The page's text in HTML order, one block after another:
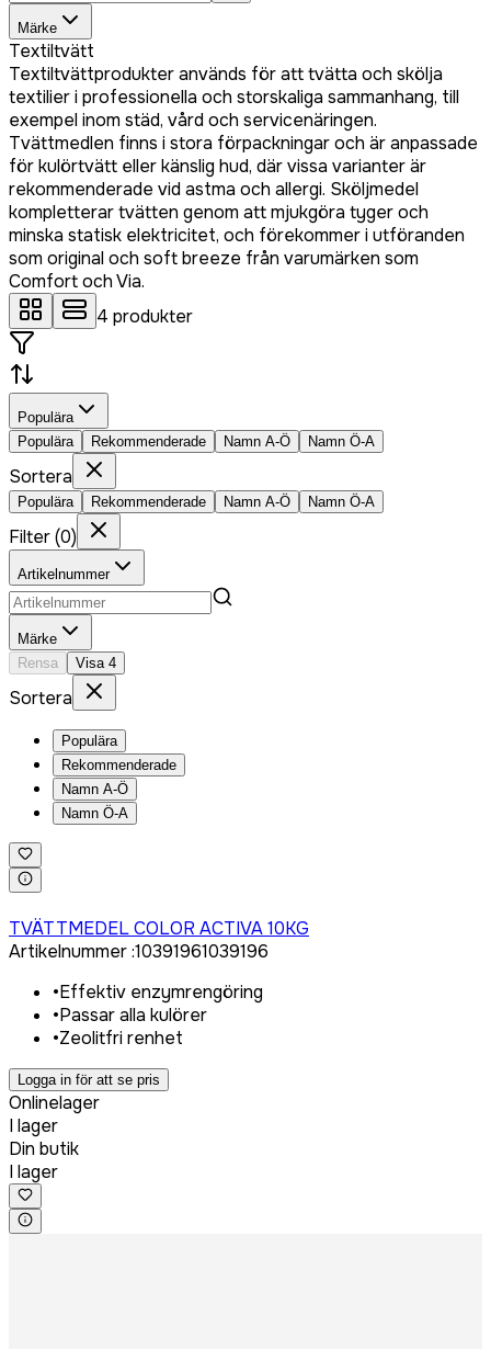
Märke
Textiltvätt
Textiltvättprodukter används för att tvätta och skölja
textilier i professionella och storskaliga sammanhang, till
exempel inom städ, vård och servicenäringen.
Tvättmedlen finns i stora förpackningar och är anpassade
för kulörtvätt eller känslig hud, där vissa varianter är
rekommenderade vid astma och allergi. Sköljmedel
kompletterar tvätten genom att mjukgöra tyger och
minska statisk elektricitet, och förekommer i utföranden
som original och soft breeze från varumärken som
Comfort och Via.
4 produkter
Populära
Populära
Rekommenderade Namn A-Ö Namn Ö-A
Sortera
Populära Rekommenderade Namn A-Ö Namn Ö-A
Filter(0)
Artikelnummer
Märke
Rensa
Visa 4
Sortera
Populära
Rekommenderade
Namn A-Ö
Namn Ö-A
TVÄTTMEDEL COLOR ACTIVA 10KG
Artikelnummer:10391961039196
•Effektiv enzymrengöring
•Passar alla kulörer
•Zeolitfri renhet
Logga in för att se pris
Onlinelager
I lager
Din butik
I lager